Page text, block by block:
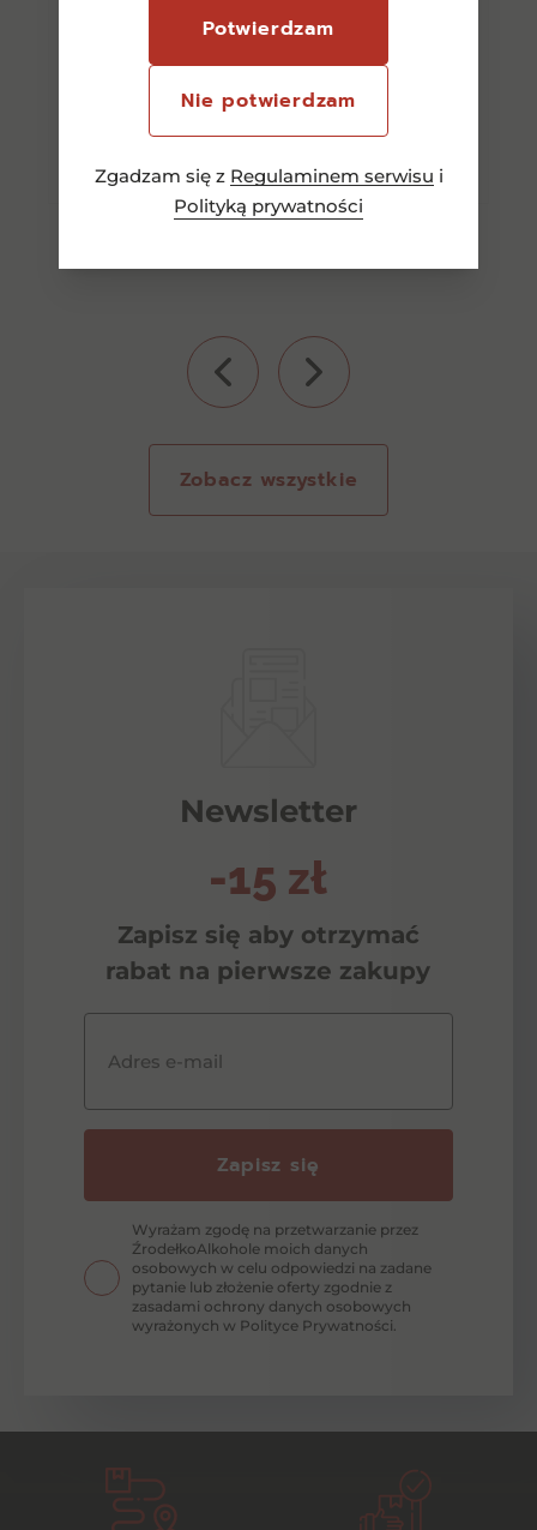
Potwierdzam
Nie potwierdzam
Zgadzam się z Regulaminem serwisu i
Polityką prywatności
90,00
Dodaj do koszyka
Zobacz wszystkie
Newsletter
-15 zł
Zapisz się aby otrzymać
rabat na pierwsze zakupy
Adres e-mail
Zapisz się
Wyrażam zgodę na przetwarzanie przez
ŹrodełkoAlkohole moich danych
osobowych w celu odpowiedzi na zadane
pytanie lub złożenie oferty zgodnie z
zasadami ochrony danych osobowych
wyrażonych w Polityce Prywatności.